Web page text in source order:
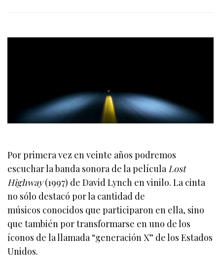
Por primera vez en veinte años podremos
escuchar la banda sonora de la película Lost
Highway(1997) de David Lynch en vinilo. La cinta
no sólo destacó por la cantidad de
músicos conocidos que participaron en ella, sino
que también por transformarse en uno de los
íconos de la llamada “generación X” de los Estados
Unidos.